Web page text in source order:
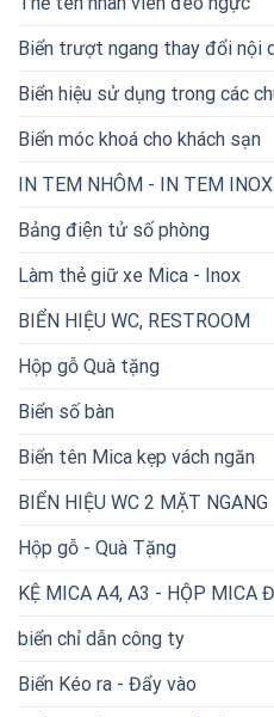
Biển trượt ngang thay đổi nội
Biển hiệu sử dụng trong các
Biển móc khoá cho khách sạn
IN TEM NHÔM - IN TEM INOX
Bảng điện tử số phòng
Làm thẻ giữ xe Mica - Inox
BIỂN HIỆU WC, RESTROOM
Hộp gỗ Quà tặng
Biển số bàn
Biển tên Mica kẹp vách ngăn
BIỂN HIỆU WC 2 MẶT NGANG
Hộp gỗ - Quà Tặng
KỆ MICA A4, A3 - HỘP MICA
biển chỉ dẫn công ty
Biển Kéo ra - Đẩy vào